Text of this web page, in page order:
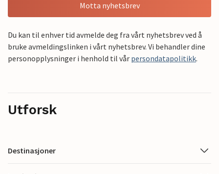
Motta nyhetsbrev
Du kan til enhver tid avmelde deg fra vårt nyhetsbrev ved å
bruke avmeldingslinken i vårt nyhetsbrev. Vi behandler dine
personopplysninger i henhold til vår persondatapolitikk.
Utforsk
Destinasjoner